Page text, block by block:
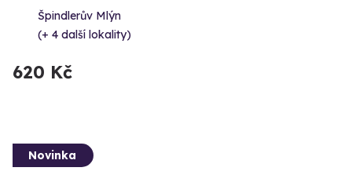
Špindlerův Mlýn
(+ 4 další lokality)
620 Kč
Novinka